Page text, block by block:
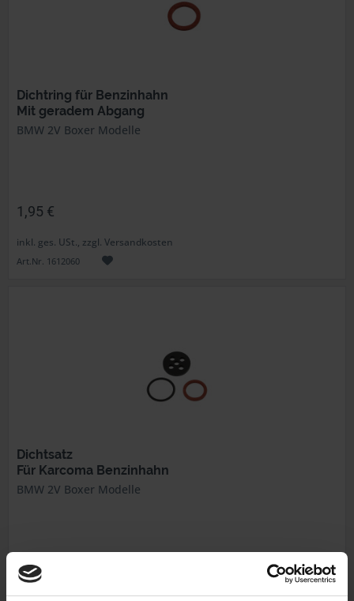
Dichtring für Benzinhahn
Mit geradem Abgang
BMW 2V Boxer Modelle
1,95 €
inkl. ges. USt., zzgl. Versandkosten
Art.Nr. 1612060
Dichtsatz
Für Karcoma Benzinhahn
BMW 2V Boxer Modelle
12,95 €